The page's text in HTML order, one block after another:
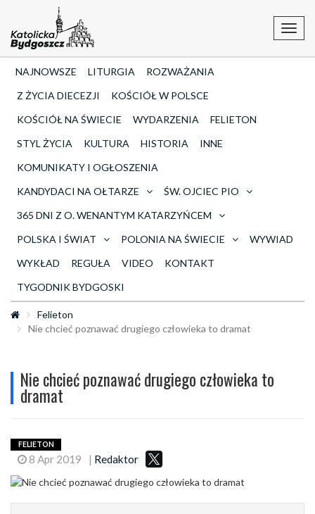
NAJNOWSZE LITURGIA
ROZWAŻANIA
Z ŻYCIA DIECEZJI
KOŚCIÓŁ W POLSCE
KOŚCIÓŁ NA ŚWIECIE
WYDARZENIA
FELIETON
STYL ŻYCIA
KULTURA HISTORIA
INNE
KOMUNIKATY I OGŁOSZENIA
KANDYDACI NA OŁTARZE
ŚW. OJCIEC PIO
365 DNI Z O. WENANTYM KATARZYŃCEM
POLSKA I ŚWIAT
POLONIA NA ŚWIECIE
WYWIAD
WYKŁAD
REGUŁA VIDEO
KONTAKT
TYGODNIK BYDGOSKI
Felieton
Nie chcieć poznawać drugiego człowieka to dramat
Nie chcieć poznawać drugiego człowieka to
dramat
FELIETON
8 Apr 2019 | Redaktor